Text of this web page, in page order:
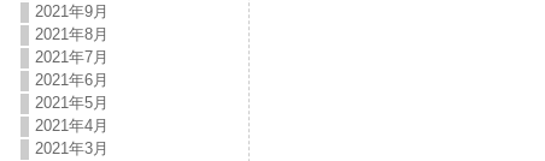
2021年9月
2021年8月
2021年7月
2021年6月
2021年5月
2021年4月
2021年3月